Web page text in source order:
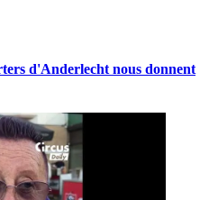
d'Anderlecht nous donnent